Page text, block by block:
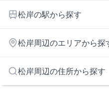
松岸の駅から探す
銚子
松岸周辺のエリアから探
旭・匝瑳エリア
松岸周辺の住所から探す